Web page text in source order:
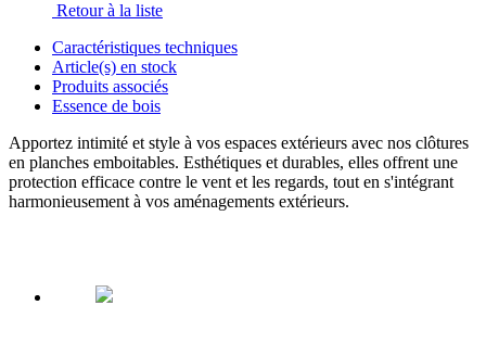
Retour à la liste
Caractéristiques techniques
Article(s) en stock
Produits associés
Essence de bois
Apportez intimité et style à vos espaces extérieurs avec nos clôtures
en planches emboitables. Esthétiques et durables, elles offrent une
protection efficace contre le vent et les regards, tout en s'intégrant
harmonieusement à vos aménagements extérieurs.